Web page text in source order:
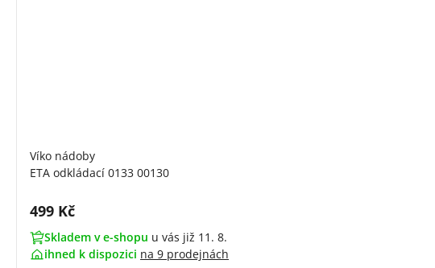
Víko nádoby
ETA odkládací 0133 00130
Cena s DPH:
499 Kč
Skladem v e-shopu u vás již 11. 8.
ihned k dispozici na 9 prodejnách